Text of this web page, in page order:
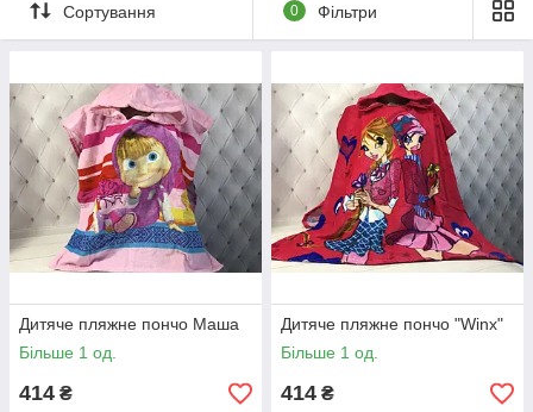
Сортування 0 Фільтри
Дитяче пляжне пончо Маша
Більше 1 од.
414 ₴
Дитяче пляжне пончо "Winx"
Більше 1 од.
414 ₴